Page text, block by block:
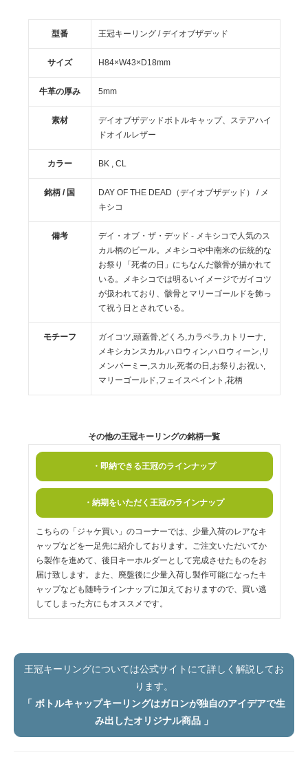
型番 王冠キーリング / デイオブザデッド
サイズ H84×W43×D18mm
牛革の厚み 5mm
素材
デイオブザデッドボトルキャップ、ステアハイ
ドオイルレザー
カラー BK , CL
銘柄 / 国
DAY OF THE DEAD（デイオブザデッド） / メ
キシコ
備考
デイ・オブ・ザ・デッド - メキシコで人気のス
カル柄のビール。メキシコや中南米の伝統的な
お祭り「死者の日」にちなんだ骸骨が描かれて
いる。メキシコでは明るいイメージでガイコツ
が扱われており、骸骨とマリーゴールドを飾っ
て祝う日とされている。
モチーフ
ガイコツ,頭蓋骨,どくろ,カラベラ,カトリーナ,
メキシカンスカル,ハロウィン,ハロウィーン,リ
メンバーミー,スカル,死者の日,お祭り,お祝い,
マリーゴールド,フェイスペイント,花柄
その他の王冠キーリングの銘柄一覧
・即納できる王冠のラインナップ
・納期をいただく王冠のラインナップ
こちらの「ジャケ買い」のコーナーでは、少量入荷のレアなキ
ャップなどを一足先に紹介しております。ご注文いただいてか
ら製作を進めて、後日キーホルダーとして完成させたものをお
届け致します。また、廃盤後に少量入荷し製作可能になったキ
ャップなども随時ラインナップに加えておりますので、買い逃
してしまった方にもオススメです。
王冠キーリングについては公式サイトにて詳しく解説してお
ります。
「 ボトルキャップキーリングはガロンが独自のアイデアで生
み出したオリジナル商品 」